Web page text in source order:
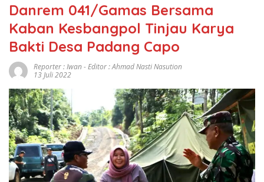
Danrem 041/Gamas Bersama
Kaban Kesbangpol Tinjau Karya
Bakti Desa Padang Capo
Reporter : Iwan - Editor : Ahmad Nasti Nasution
13 Juli 2022